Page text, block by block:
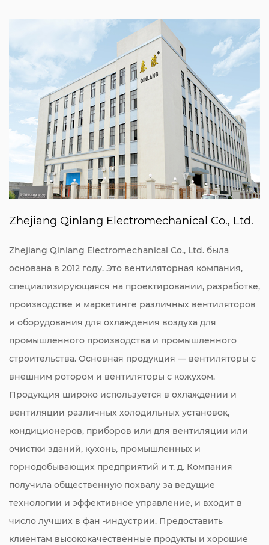
Zhejiang Qinlang Electromechanical Co., Ltd.
Zhejiang Qinlang Electromechanical Co., Ltd. была
основана в 2012 году. Это вентиляторная компания,
специализирующаяся на проектировании, разработке,
производстве и маркетинге различных вентиляторов
и оборудования для охлаждения воздуха для
промышленного производства и промышленного
строительства. Основная продукция — вентиляторы с
внешним ротором и вентиляторы с кожухом.
Продукция широко используется в охлаждении и
вентиляции различных холодильных установок,
кондиционеров, приборов или для вентиляции или
очистки зданий, кухонь, промышленных и
горнодобывающих предприятий и т. д. Компания
получила общественную похвалу за ведущие
технологии и эффективное управление, и входит в
число лучших в фан -индустрии. Предоставить
клиентам высококачественные продукты и хорошие